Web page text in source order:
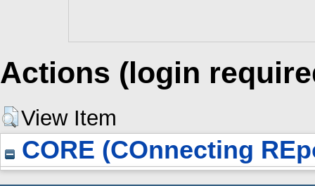
Actions (login
View Item
CORE (COnnecting